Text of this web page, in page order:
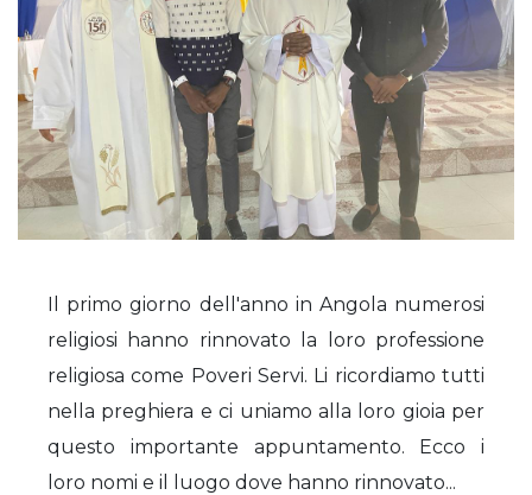
Il primo giorno dell'anno in Angola numerosi
religiosi hanno rinnovato la loro professione
religiosa come Poveri Servi. Li ricordiamo tutti
nella preghiera e ci uniamo alla loro gioia per
questo importante appuntamento. Ecco i
loro nomi e il luogo dove hanno rinnovato...